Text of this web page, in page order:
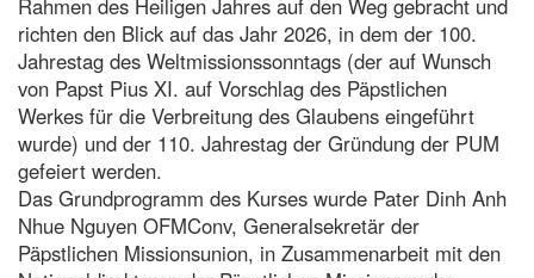
Rahmen des Heiligen Jahres auf den Weg gebracht und
richten den Blick auf das Jahr 2026, in dem der 100.
Jahrestag des Weltmissionssonntags (der auf Wunsch
von Papst Pius XI. auf Vorschlag des Päpstlichen
Werkes für die Verbreitung des Glaubens eingeführt
wurde) und der 110. Jahrestag der Gründung der PUM
gefeiert werden.
Das Grundprogramm des Kurses wurde Pater Dinh Anh
Nhue Nguyen OFMConv, Generalsekretär der
Päpstlichen Missionsunion, in Zusammenarbeit mit den